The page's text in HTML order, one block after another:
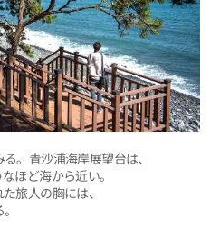
。青沙浦海岸展望台は、
ほど海から近い。
旅人の胸には、